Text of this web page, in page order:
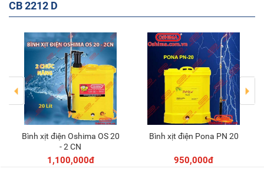
CB 2212 D
Thêm vào giỏ
Bình xịt điện Oshima OS 20
- 2 CN
1,100,000đ
Thêm vào giỏ
Bình xịt điện Pona PN 20
950,000đ